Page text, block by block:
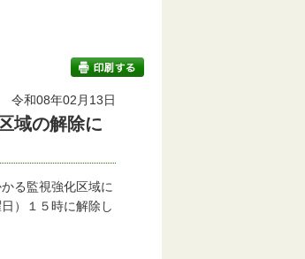
令和08年02月13日
域の解除に
る監視強化区域に
）１５時に解除し